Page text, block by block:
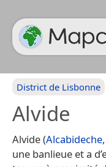
District de Lisbonne
Alvide
Alvide (Alcabideche,
une banlieue et a